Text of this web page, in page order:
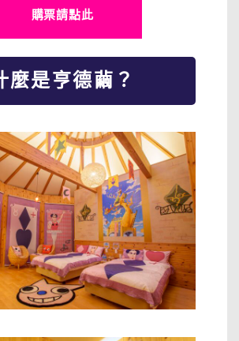
購票請點此
麼是亨德繭？